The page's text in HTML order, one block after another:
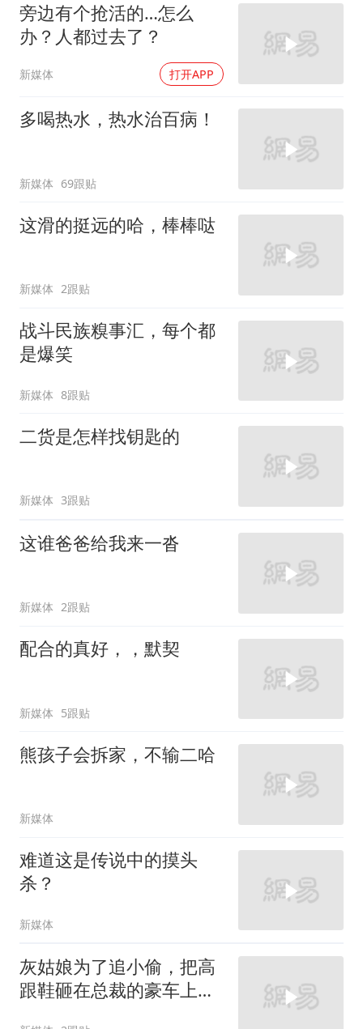
旁边有个抢活的…怎么
办？人都过去了？
新媒体 打开APP
多喝热水，热水治百病！
新媒体 69跟贴
这滑的挺远的哈，棒棒哒
新媒体 2跟贴
战斗民族糗事汇，每个都
是爆笑
新媒体 8跟贴
二货是怎样找钥匙的
新媒体 3跟贴
这谁爸爸给我来一沓
新媒体 2跟贴
配合的真好，，默契
新媒体 5跟贴
熊孩子会拆家，不输二哈
新媒体
难道这是传说中的摸头
杀？
新媒体
灰姑娘为了追小偷，把高
跟鞋砸在总裁的豪车上，